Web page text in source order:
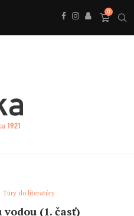
0
Túry do literatúry
(1. časť)